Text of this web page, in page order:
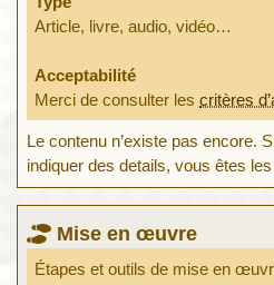
Article, livre, audio, vidéo…
Acceptabilité
Merci de consulter lescritères
Le contenu n’existe pas encore.
indiquer des details, vous êtes
Mise en œuvre
Étapes et outils de mise en